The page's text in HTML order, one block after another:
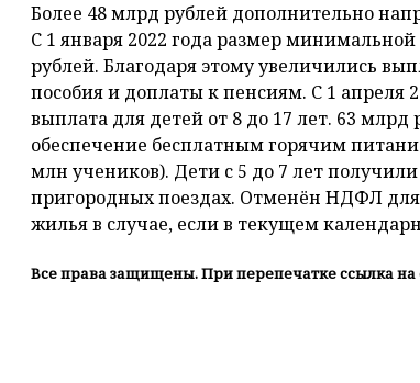
Более 48 млрд рублей дополнительно
С 1 января 2022 года размер
рублей. Благодаря этому увеличились
пособия и доплаты к пенсиям. С 1 апреля
выплата для детей от 8 до 17 лет. 63
обеспечение бесплатным горячим
млн учеников). Дети с 5 до 7 лет
пригородных поездах. Отменён НДФЛ
жилья в случае, если в текущем
Все права защищены. При перепечатке ссылка